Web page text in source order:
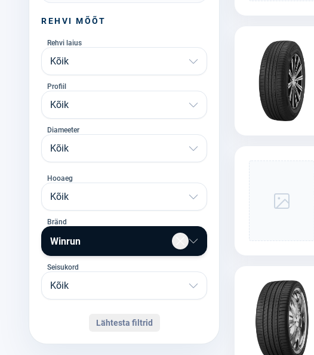
REHVI MÕÕT
Rehvi laius
Kõik
Profiil
Kõik
Diameeter
Kõik
Hooaeg
Kõik
Bränd
Winrun
Seisukord
Kõik
Lähtesta filtrid